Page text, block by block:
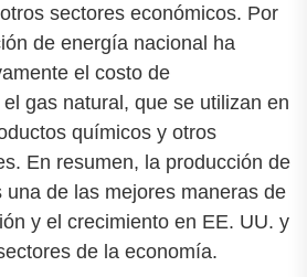
sectores económicos. Por
de energía nacional ha
el costo de
gas natural, que se utilizan en
químicos y otros
En resumen, la producción de
de las mejores maneras de
y el crecimiento en EE. UU. y
de la economía.